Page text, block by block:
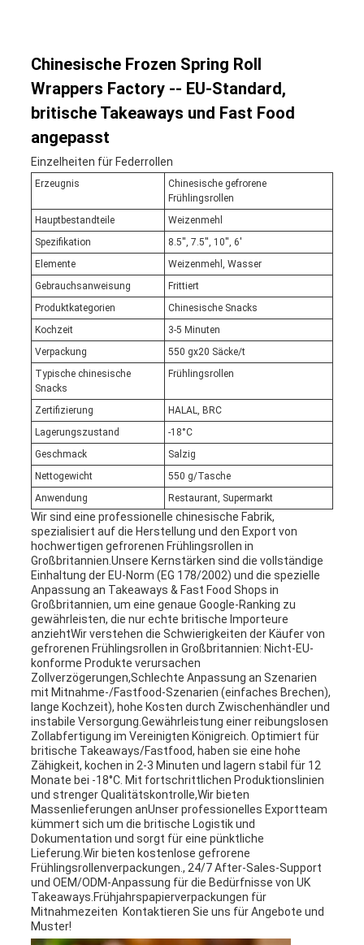
Chinesische Frozen Spring Roll
Wrappers Factory -- EU-Standard,
britische Takeaways und Fast Food
angepasst
Einzelheiten für Federrollen
Erzeugnis
Chinesische gefrorene
Frühlingsrollen
Hauptbestandteile
Weizenmehl
Spezifikation
8.5'', 7.5'', 10'', 6'
Elemente
Weizenmehl, Wasser
Gebrauchsanweisung
Frittiert
Produktkategorien
Chinesische Snacks
Kochzeit
3-5 Minuten
Verpackung
550 gx20 Säcke/t
Typische chinesische
Snacks
Frühlingsrollen
Zertifizierung
HALAL, BRC
Lagerungszustand
-18°C
Geschmack
Salzig
Nettogewicht
550 g/Tasche
Anwendung
Restaurant, Supermarkt
Wir sind eine professionelle chinesische Fabrik,
spezialisiert auf die Herstellung und den Export von
hochwertigen gefrorenen Frühlingsrollen in
Großbritannien.Unsere Kernstärken sind die vollständige
Einhaltung der EU-Norm (EG 178/2002) und die spezielle
Anpassung an Takeaways & Fast Food Shops in
Großbritannien, um eine genaue Google-Ranking zu
gewährleisten, die nur echte britische Importeure
anziehtWir verstehen die Schwierigkeiten der Käufer von
gefrorenen Frühlingsrollen in Großbritannien: Nicht-EU-
konforme Produkte verursachen
Zollverzögerungen,Schlechte Anpassung an Szenarien
mit Mitnahme-/Fastfood-Szenarien (einfaches Brechen),
lange Kochzeit), hohe Kosten durch Zwischenhändler und
instabile Versorgung.Gewährleistung einer reibungslosen
Zollabfertigung im Vereinigten Königreich. Optimiert für
britische Takeaways/Fastfood, haben sie eine hohe
Zähigkeit, kochen in 2-3 Minuten und lagern stabil für 12
Monate bei -18°C. Mit fortschrittlichen Produktionslinien
und strenger Qualitätskontrolle,Wir bieten
Massenlieferungen anUnser professionelles Exportteam
kümmert sich um die britische Logistik und
Dokumentation und sorgt für eine pünktliche
Lieferung.Wir bieten kostenlose gefrorene
Frühlingsrollenverpackungen., 24/7 After-Sales-Support
und OEM/ODM-Anpassung für die Bedürfnisse von UK
Takeaways.Frühjahrspapierverpackungen für
Mitnahmezeiten  Kontaktieren Sie uns für Angebote und
Muster!